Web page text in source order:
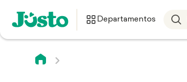
Departamentos